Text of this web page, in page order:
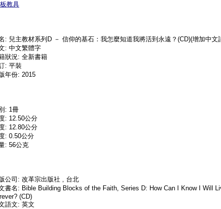
教具
: 兒主教材系列D － 信仰的基石：我怎麼知道我將活到永遠？(CD)(增加中文
: 中文繁體字
狀況: 全新書籍
: 平裝
年份: 2015
: 1冊
: 12.50公分
: 12.80公分
: 0.50公分
: 56公克
公司: 改革宗出版社 , 台北
書名: Bible Building Blocks of the Faith, Series D: How Can I Know I Will
(CD)
語文: 英文